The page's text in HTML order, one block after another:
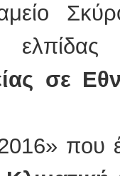
ελπίδας
σε
που